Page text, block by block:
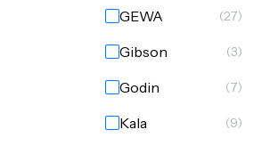
GEWA (27)
Gibson (3)
Godin (7)
Kala (9)